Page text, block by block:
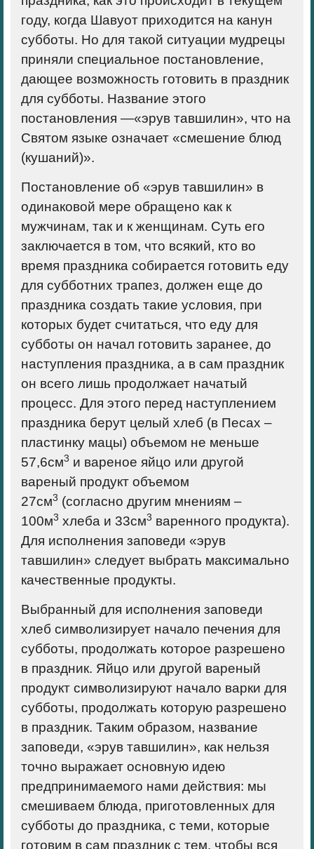
году, когда Шавуот приходится на канун
субботы. Но для такой ситуации мудрецы
приняли специальное постановление,
дающее возможность готовить в праздник
для субботы. Название этого
постановления —«эрув тавшилин», что на
Святом языке означает «смешение блюд
(кушаний)».
Постановление об «эрув тавшилин» в
одинаковой мере обращено как к
мужчинам, так и к женщинам. Суть его
заключается в том, что всякий, кто во
время праздника собирается готовить еду
для субботних трапез, должен еще до
праздника создать такие условия, при
которых будет считаться, что еду для
субботы он начал готовить заранее, до
наступления праздника, а в сам праздник
он всего лишь продолжает начатый
процесс. Для этого перед наступлением
праздника берут целый хлеб (в Песах –
пластинку мацы) объемом не меньше
57,6см3 и вареное яйцо или другой
вареный продукт объемом
27см3 (согласно другим мнениям –
100м3 хлеба и 33см3 варенного продукта).
Для исполнения заповеди «эрув
тавшилин» следует выбрать максимально
качественные продукты.
Выбранный для исполнения заповеди
хлеб символизирует начало печения для
субботы, продолжать которое разрешено
в праздник. Яйцо или другой вареный
продукт символизируют начало варки для
субботы, продолжать которую разрешено
в праздник. Таким образом, название
заповеди, «эрув тавшилин», как нельзя
точно выражает основную идею
предпринимаемого нами действия: мы
смешиваем блюда, приготовленных для
субботы до праздника, с теми, которые
готовим в сам праздник с тем, чтобы вся